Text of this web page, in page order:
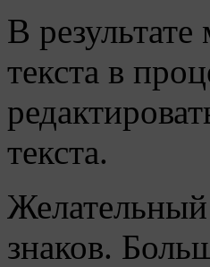
В
текста в
текста.
знаков.